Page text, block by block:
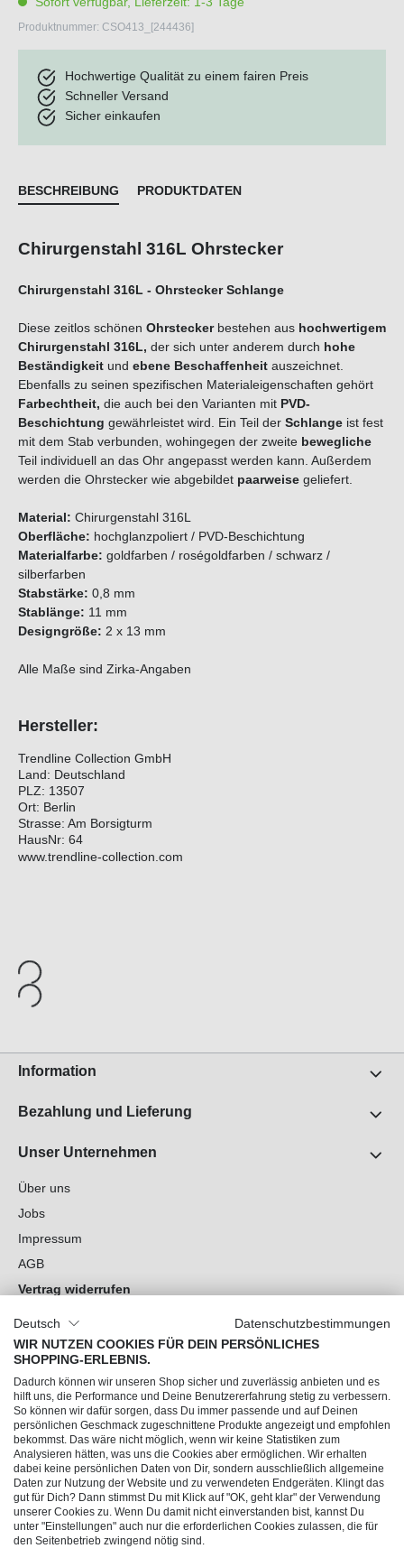
Produktnummer: CSO413_[244436]
Hochwertige Qualität zu einem fairen Preis
Schneller Versand
Sicher einkaufen
BESCHREIBUNG PRODUKTDATEN
Chirurgenstahl 316L Ohrstecker
Chirurgenstahl 316L - Ohrstecker Schlange
Diese zeitlos schönen Ohrsteckerbestehen aus hochwertigem
Chirurgenstahl 316L, der sich unter anderem durch hohe
Beständigkeit und ebene Beschaffenheit auszeichnet.
Ebenfalls zu seinen spezifischen Materialeigenschaften gehört
Farbechtheit, die auch bei den Varianten mit PVD-
Beschichtung gewährleistet wird. Ein Teil der Schlange ist fest
mit dem Stab verbunden, wohingegen der zweite bewegliche
Teil individuell an das Ohr angepasst werden kann. Außerdem
werden die Ohrstecker wie abgebildet paarweise geliefert.
Material: Chirurgenstahl 316L
Oberfläche: hochglanzpoliert / PVD-Beschichtung
Materialfarbe: goldfarben / roségoldfarben / schwarz /
silberfarben
Stabstärke: 0,8 mm
Stablänge: 11 mm
Designgröße: 2 x 13 mm
Alle Maße sind Zirka-Angaben
Hersteller:
Trendline Collection GmbH
Land: Deutschland
PLZ: 13507
Ort: Berlin
Strasse: Am Borsigturm
HausNr: 64
www.trendline-collection.com
Information
Bezahlung und Lieferung
Unser Unternehmen
Über uns
Jobs
Impressum
AGB
Vertrag widerrufen
Cookie-Einstellungen
Du hast Fragen?
Unsere Socials
Deutsch
Datenschutzbestimmungen
WIR NUTZEN COOKIES FÜR DEIN PERSÖNLICHES
SHOPPING-ERLEBNIS.
Dadurch können wir unseren Shop sicher und zuverlässig anbieten und es
hilft uns, die Performance und Deine Benutzererfahrung stetig zu verbessern.
So können wir dafür sorgen, dass Du immer passende und auf Deinen
persönlichen Geschmack zugeschnittene Produkte angezeigt und empfohlen
bekommst. Das wäre nicht möglich, wenn wir keine Statistiken zum
Analysieren hätten, was uns die Cookies aber ermöglichen. Wir erhalten
dabei keine persönlichen Daten von Dir, sondern ausschließlich allgemeine
Daten zur Nutzung der Website und zu verwendeten Endgeräten. Klingt das
gut für Dich? Dann stimmst Du mit Klick auf "OK, geht klar" der Verwendung
unserer Cookies zu. Wenn Du damit nicht einverstanden bist, kannst Du
unter "Einstellungen" auch nur die erforderlichen Cookies zulassen, die für
den Seitenbetrieb zwingend nötig sind.